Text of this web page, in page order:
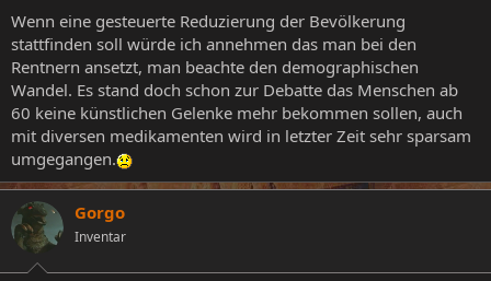
Wenn eine gesteuerte Reduzierung der Bevölkerung
stattfinden soll würde ich annehmen das man bei den
Rentnern ansetzt, man beachte den demographischen
Wandel. Es stand doch schon zur Debatte das Menschen ab
60 keine künstlichen Gelenke mehr bekommen sollen, auch
mit diversen medikamenten wird in letzter Zeit sehr sparsam
umgegangen.
Gorgo
Inventar